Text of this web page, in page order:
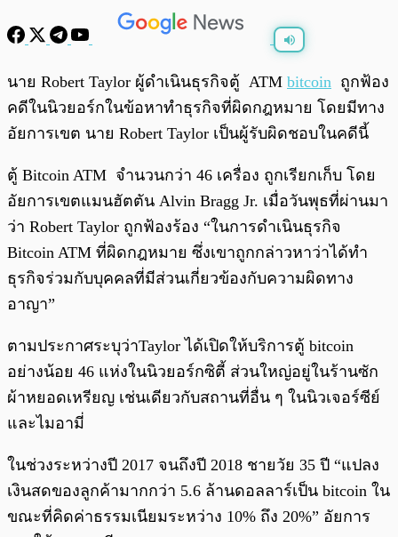
นาย Robert Taylor ผู้ดำเนินธุรกิจตู้ ATM bitcoin ถูกฟ้อง
คดีในนิวยอร์กในข้อหาทำธุรกิจที่ผิดกฎหมาย โดยมีทาง
อัยการเขต นาย Robert Taylor เป็นผู้รับผิดชอบในคดีนี้
ตู้ Bitcoin ATM จำนวนกว่า 46 เครื่อง ถูกเรียกเก็บ โดย
อัยการเขตแมนฮัตตัน Alvin Bragg Jr. เมื่อวันพุธที่ผ่านมา
ว่า Robert Taylor ถูกฟ้องร้อง “ในการดำเนินธุรกิจ
Bitcoin ATM ที่ผิดกฎหมาย ซึ่งเขาถูกกล่าวหาว่าได้ทำ
ธุรกิจร่วมกับบุคคลที่มีส่วนเกี่ยวข้องกับความผิดทาง
อาญา”
ตามประกาศระบุว่าTaylor ได้เปิดให้บริการตู้ bitcoin
อย่างน้อย 46 แห่งในนิวยอร์กซิตี้ ส่วนใหญ่อยู่ในร้านซัก
ผ้าหยอดเหรียญ เช่นเดียวกับสถานที่อื่น ๆ ในนิวเจอร์ซีย์
และไมอามี่
ในช่วงระหว่างปี 2017 จนถึงปี 2018 ชายวัย 35 ปี “แปลง
เงินสดของลูกค้ามากกว่า 5.6 ล้านดอลลาร์เป็น bitcoin ใน
ขณะที่คิดค่าธรรมเนียมระหว่าง 10% ถึง 20%” อัยการ